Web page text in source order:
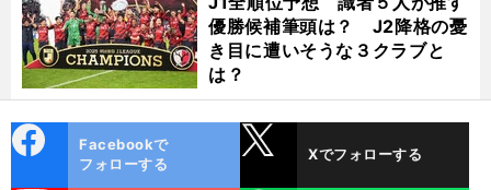
優勝候補筆頭は？ J2降格の憂
き目に遭いそうな３クラブと
は？
ok
Facebookで
フォローする
Xでフォローする